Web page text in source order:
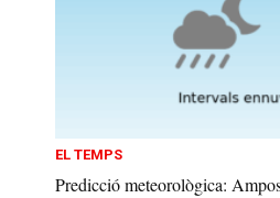
EL TEMPS
Predicció meteorològica: